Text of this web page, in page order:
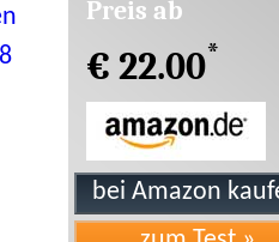
Preis ab
€ 22.00*